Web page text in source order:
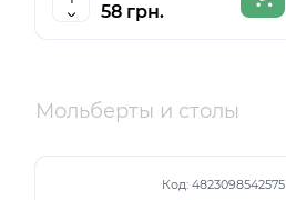
58 грн.
Мольберты и столы
Код: 4823098542575